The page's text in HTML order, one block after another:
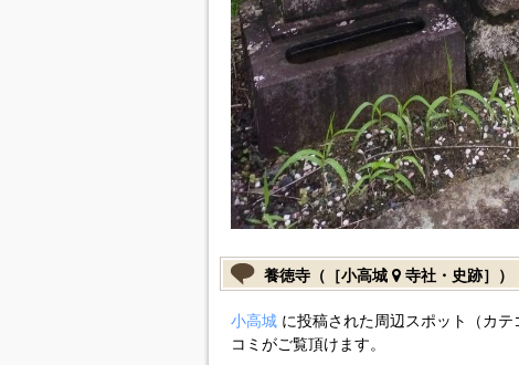
養徳寺（［小高城 寺社・史跡］）
小高城に投稿された周辺スポット（カテ
コミがご覧頂けます。